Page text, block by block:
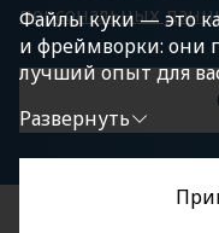
персональных
Файлы куки — это
и фреймворки: они
лучший опыт для
политикой
«Принимаю
Развернуть